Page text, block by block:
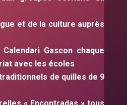
et de la culture auprès
Calendari Gascon chaque
avec les écoles
de quilles de 9
« Encontradas » tous